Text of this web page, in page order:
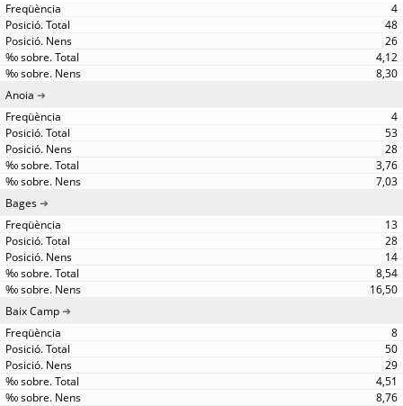
4
48
26
4,12
8,30
Anoia
4
53
28
3,76
7,03
Bages
13
28
14
8,54
16,50
Baix Camp
8
50
29
4,51
8,76